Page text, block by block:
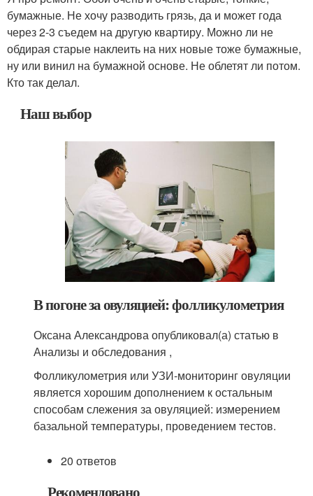
бумажные. Не хочу разводить грязь, да и может года
через 2-3 съедем на другую квартиру. Можно ли не
обдирая старые наклеить на них новые тоже бумажные,
ну или винил на бумажной основе. Не облетят ли потом.
Кто так делал.
Наш выбор
В погоне за овуляцией: фолликулометрия
Оксана Александрова опубликовал(а) статью в
Анализы и обследования ,
Фолликулометрия или УЗИ-мониторинг овуляции
является хорошим дополнением к остальным
способам слежения за овуляцией: измерением
базальной температуры, проведением тестов.
20 ответов
Рекомендовано